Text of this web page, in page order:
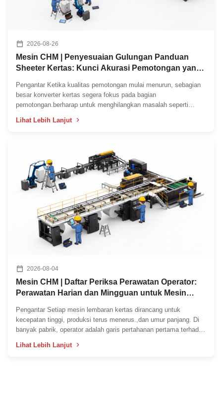
2026-08-26
Mesin CHM | Penyesuaian Gulungan Panduan
Sheeter Kertas: Kunci Akurasi Pemotongan yang
Pengantar Ketika kualitas pemotongan mulai menurun, sebagian
besar konverter kertas segera fokus pada bagian
pemotongan.berharap untuk menghilangkan masalah seperti
atau akurasi pemotongan yang tidak konsisten. Namun, isu-isu ini
Lihat Lebih Lanjut
2026-08-04
Mesin CHM | Daftar Periksa Perawatan Operator:
Perawatan Harian dan Mingguan untuk Mesin
Pengantar Setiap mesin lembaran kertas dirancang untuk
kecepatan tinggi, produksi terus menerus.,dan umur panjang. Di
banyak pabrik, operator adalah garis pertahanan pertama terhadap
produksi secara keseluruhan. Daftar periksa berikut ...
Lihat Lebih Lanjut